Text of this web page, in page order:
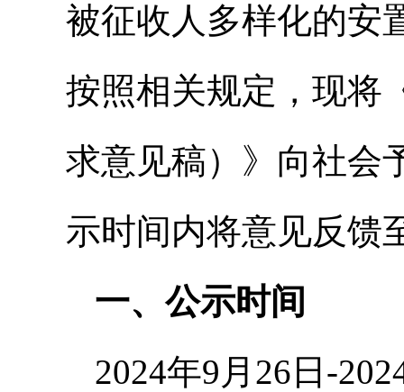
被征收人多样化的安
按照相关规定，现将
求意见稿）》向社会
示时间内将意见反馈
一、公示时间
2024年9月26日-